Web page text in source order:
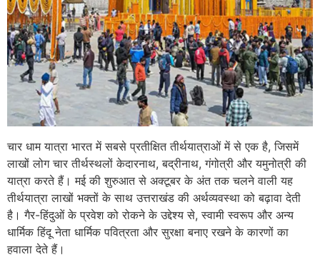
चार धाम यात्रा भारत में सबसे प्रतीक्षित तीर्थयात्राओं में से एक है, जिसमें
लाखों लोग चार तीर्थस्थलों केदारनाथ, बद्रीनाथ, गंगोत्री और यमुनोत्री की
यात्रा करते हैं। मई की शुरुआत से अक्टूबर के अंत तक चलने वाली यह
तीर्थयात्रा लाखों भक्तों के साथ उत्तराखंड की अर्थव्यवस्था को बढ़ावा देती
है। गैर-हिंदुओं के प्रवेश को रोकने के उद्देश्य से, स्वामी स्वरूप और अन्य
धार्मिक हिंदू नेता धार्मिक पवित्रता और सुरक्षा बनाए रखने के कारणों का
हवाला देते हैं।